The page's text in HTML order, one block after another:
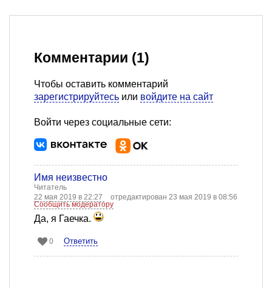
Комментарии (1)
Чтобы оставить комментарий
зарегистрируйтесь или войдите на сайт
Войти через социальные сети:
Имя неизвестно
Читатель
22 мая 2019 в 22:27
отредактирован 23 мая 2019 в 08:56
Сообщить модератору
Да, я Гаечка.
0 Ответить